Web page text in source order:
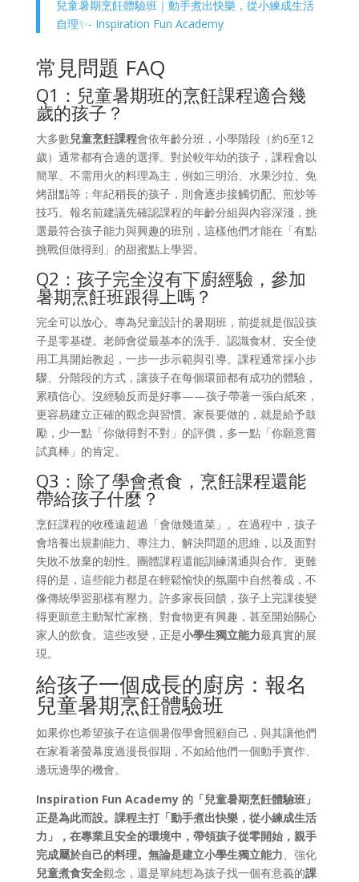
兒童暑期烹飪體驗班｜動手煮出快樂，從小練成生活
自理✨- Inspiration Fun Academy
常見問題 FAQ
Q1：兒童暑期班的烹飪課程適合幾
歲的孩子？
大多數兒童烹飪課程會依年齡分班，小學階段（約6至12
歲）通常都有合適的選擇。對於較年幼的孩子，課程會以
簡單、不需用火的料理為主，例如三明治、水果沙拉、免
烤甜點等；年紀稍長的孩子，則會逐步接觸切配、煎炒等
技巧。報名前建議先確認課程的年齡分組與內容深淺，挑
選最符合孩子能力與興趣的班別，這樣他們才能在「有點
挑戰但做得到」的甜蜜點上學習。
Q2：孩子完全沒有下廚經驗，參加
暑期烹飪班跟得上嗎？
完全可以放心。專為兒童設計的暑期班，前提就是假設孩
子是零基礎。老師會從最基本的洗手、認識食材、安全使
用工具開始教起，一步一步示範與引導。課程通常採小步
驟、分階段的方式，讓孩子在每個環節都有成功的體驗，
累積信心。沒經驗反而是好事——孩子帶著一張白紙來，
更容易建立正確的觀念與習慣。家長要做的，就是給予鼓
勵，少一點「你做得對不對」的評價，多一點「你願意嘗
試真棒」的肯定。
Q3：除了學會煮食，烹飪課程還能
帶給孩子什麼？
烹飪課程的收穫遠超過「會做幾道菜」。在過程中，孩子
會培養出規劃能力、專注力、解決問題的思維，以及面對
失敗不放棄的韌性。團體課程還能訓練溝通與合作。更難
得的是，這些能力都是在輕鬆愉快的氛圍中自然養成，不
像傳統學習那樣有壓力。許多家長回饋，孩子上完課後變
得更願意主動幫忙家務、對食物更有興趣，甚至開始關心
家人的飲食。這些改變，正是小學生獨立能力最真實的展
現。
給孩子一個成長的廚房：報名
兒童暑期烹飪體驗班
如果你也希望孩子在這個暑假學會照顧自己，與其讓他們
在家看著螢幕度過漫長假期，不如給他們一個動手實作、
邊玩邊學的機會。
Inspiration Fun Academy 的「兒童暑期烹飪體驗班」
正是為此而設。課程主打「動手煮出快樂，從小練成生活
力」，在專業且安全的環境中，帶領孩子從零開始，親手
完成屬於自己的料理。無論是建立小學生獨立能力 、強化
兒童煮食安全觀念，還是單純想為孩子找一個有意義的課